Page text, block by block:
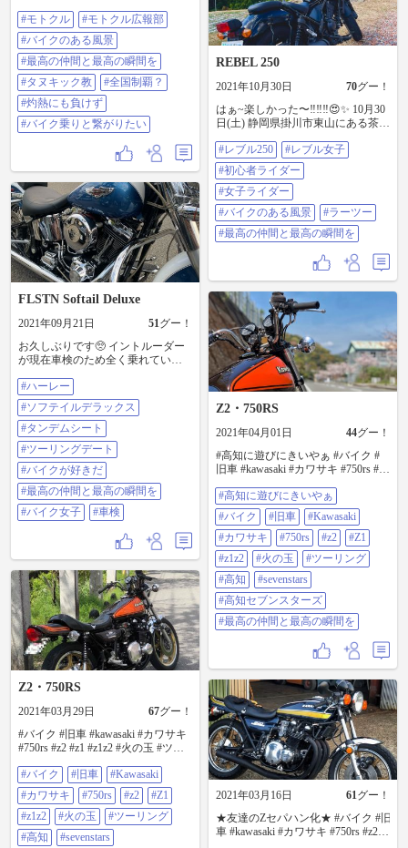
せました！！🤣 北九州のタヌキッ
クさんを始めとする…「愉快な仲
間たち」が愛知へ！！もちろん、
行かない選択肢はございません😘
午前11時に「道の駅クレール平
田」に集合も多少余裕があったの
で、「道の駅立田ふれあいの里」
に立ち寄りましが…目の前には大
渋滞🤦‍♂️ できる限り渋滞は回避！の
予定でしたが…ここは諦めました
笑 都合、10時半に平田に到着しま
したが…既に何人かきてる！…ご
挨拶のステッカーを配らせてもら
い主役を待つことに。 まぁくるわ
くるわ(*´罒`*) 平田に集合完了で19
台！？ 日陰もなく…暑い中でも皆
さんの会話は弾み あと、…誰が誰
やら😮‍💨笑 お初の方が多くて…初老
の自分では覚えることに自信がご
ざいません笑笑 でも、顔みたら思
い出します笑 何人かはここでお別
れ…それでも来てくれるのはタヌ
さんの人柄ですよね🥰 腹が減って
さんが調達してくれた「五右衛門
大垣店」で食事！ お盆期間中は予
約が不可との事で順番に…すぐ皆
さん食につけて良かった！！ (暑さ
のためスマホが熱暴走し写真ござ
いません😇) 食事後も何人かとお別
れ！お気をつけて✋ありがとう🥰
で、次なる目的地…「墨俣一夜
城」。 写真4枚目…ここは記念写真
のみ(暑さもピークを迎えてます39
度ってねぇ💦) 流石に暑さにやられ
始めてます💦💦 ここからせっかく
愛知に来ていただいたのに…岐阜
古屋港トリトンへ！！途中、道の
駅立田ふれあいの里で一服
でもないこ〜でもないと笑いの絶
えない時間が続きます😄😄😄 そし
て最後のスポット…名古屋港トリ
トンに到着…やっと日陰and心地よ
い風にありつけました笑笑…そろ
そろ身体が干からび始めてます😂
写真6枚目…Vスタイルで記念写
枚目はトリトンでの風景です。 な
んやかんやで時間も18時をまわ
り…あっという間の楽しい時間は
過ぎ…タヌキックさんを始め皆さ
んをお見送りして今日は終わりと
う人、既に帰路の方…誰1人転ばず
事故もなく…気温も含め最高の一
日となりました。 皆さん、本当に
ありがとうございました☺️ そし
て、お疲れ様でございました🥰 本
日の皆さん🥰 @111696 さん
#モトクル
#モトクル広報部
#バイクのある風景
#最高の仲間と最高の瞬間を
#タヌキック教
#全国制覇？
#灼熱にも負けず
#バイク乗りと繋がりたい
REBEL 250
2021年10月30日 70グー！
はぁ~楽しかった〜‼︎‼︎‼︎😍✨ 10月30
日(土) 静岡県掛川市東山にある茶文
イパス一直線からの山でカーブに
怯えながらなんとか茶草場テラス
まで辿り着けました！😌 下から見
る茶の文字も綺麗でしたが頂上か
ら見る掛川市一体?の景色も最高だ
った！🤩 その後の帰り道では登り
坂で3足で登ってみたいで一時停止
のところでエンストしまいまた倒
してしまった😂 これもまた良い思
に行く途中の茶文字が見えるとこ
ろでどん兵衛を食べました！ これ
また外で食べるうどんは美味しか
ったなぁ！😋 天気に恵まれ景色も
綺麗で最高のツーリング日和でし
た！👏 . . #レブル250 #レブル女子 #
初心者ライダー #女子ライダー #バ
仲間と最高の瞬間を
#レブル250
#レブル女子
#初心者ライダー
#女子ライダー
#バイクのある風景
#ラーツー
#最高の仲間と最高の瞬間を
FLSTN Softail Deluxe
2021年09月21日 51グー！
お久しぶりです🥺 イントルーダー
が現在車検のため全く乗れていま
デムシートをつけてくれました😭
😭😭んーーー！絶妙にダサく、乗
りにくいですが、やっぱりハーレ
ーの音は最高😩(イントルーダーは
車検のためにマフラーを純正に戻
しましたが、無音に等しいです😅)
自分の体調のこともあり、まだし
ばらく自分で運転するのは難しい
ですが、一生続けたい趣味です
ね！ #ハーレー#ソフテイルデラッ
クス#タンデムシート#ツーリング
デート#バイクが好きだ #最高の仲
間と最高の瞬間を #バイク女子 #車
#ハーレー
#ソフテイルデラックス
#タンデムシート
#ツーリングデート
#バイクが好きだ
#最高の仲間と最高の瞬間を
#バイク女子
#車検
Z2・750RS
2021年04月01日 44グー！
#高知に遊びにきいやぁ #バイク #
旧車 #kawasaki #カワサキ #750rs #z2
知 #sevenstars #高知セブンスターズ
#最高の仲間と最高の瞬間を
#高知に遊びにきいやぁ
#バイク
#旧車
#Kawasaki
#カワサキ
#750rs #z2
#Z1
#z1z2
#火の玉
#ツーリング
#高知
#sevenstars
#高知セブンスターズ
#最高の仲間と最高の瞬間を
Z2・750RS
2021年03月29日 67グー！
#バイク #旧車 #kawasaki #カワサキ
#750rs #z2 #z1 #z1z2 #火の玉 #ツー
ンスターズ #最高の仲間と最高の瞬
間を
#バイク #旧車
#Kawasaki
#カワサキ
#750rs #z2
#Z1
#z1z2
#火の玉
#ツーリング
#高知
#sevenstars
2021年03月16日 61グー！
★友達のZセパハン化★ #バイク #旧
車 #kawasaki #カワサキ #750rs #z2